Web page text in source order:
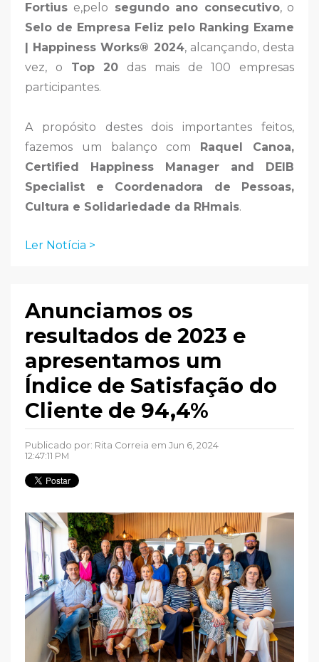
Fortius e,pelo segundo ano consecutivo, o
Selo de Empresa Feliz pelo Ranking Exame
| Happiness Works® 2024, alcançando, desta
vez, o Top 20 das mais de 100 empresas
participantes.
A propósito destes dois importantes feitos,
fazemos um balanço com
Raquel Canoa,
Certified Happiness Manager and DEIB
Specialist e Coordenadora de Pessoas,
Cultura e Solidariedade da RHmais.
Ler Notícia >
Anunciamos os
resultados de 2023 e
apresentamos um
Índice de Satisfação do
Cliente de 94,4%
Publicado por: Rita Correia em Jun 6, 2024
12:47:11 PM